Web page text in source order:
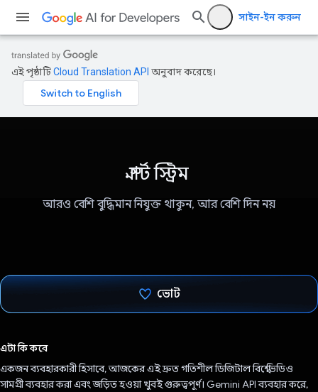
সাইন-ইন করুন
এই পৃষ্ঠাটিCloud Translation API অনুবাদ করেছে।
স্মার্ট স্ট্রিম
আরও বেশি বুদ্ধিমান নিযুক্ত থাকুন, আর বেশি দিন নয়
ভোট
এটা কি করে
একজন ব্যবহারকারী হিসাবে, আজকের এই দ্রুত গতিশীল ডিজিটাল বিশ্বে ভিডিও
সামগ্রী ব্যবহার করা এবং জড়িত হওয়া খুবই গুরুত্বপূর্ণ। Gemini API ব্যবহার করে,